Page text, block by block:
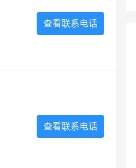
查看联系电话
查看联系电话